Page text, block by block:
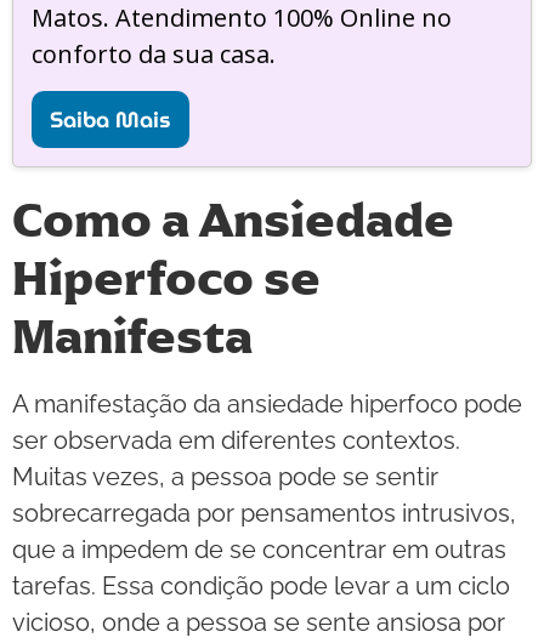
Matos. Atendimento 100% Online no
conforto da sua casa.
Saiba Mais
Como a Ansiedade
Hiperfoco se
Manifesta
A manifestação da ansiedade hiperfoco pode
ser observada em diferentes contextos.
Muitas vezes, a pessoa pode se sentir
sobrecarregada por pensamentos intrusivos,
que a impedem de se concentrar em outras
tarefas. Essa condição pode levar a um ciclo
vicioso, onde a pessoa se sente ansiosa por